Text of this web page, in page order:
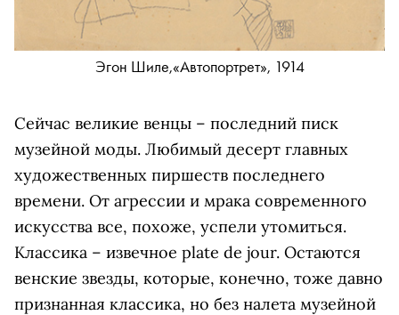
Эгон Шиле,«Aвтопортрет», 1914
Сейчас великие венцы – последний писк
музейной моды. Любимый десерт главных
художественных пиршеств последнего
времени. От агрессии и мрака современного
искусства все, похоже, успели утомиться.
Классика – извечное plate de jour. Остаются
венские звезды, которые, конечно, тоже давно
признанная классика, но без налета музейной